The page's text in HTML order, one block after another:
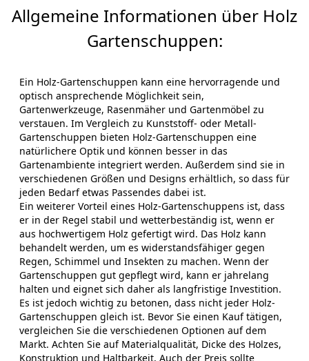
Allgemeine Informationen über Holz
Gartenschuppen:
Ein Holz-Gartenschuppen kann eine hervorragende und
optisch ansprechende Möglichkeit sein,
Gartenwerkzeuge, Rasenmäher und Gartenmöbel zu
verstauen. Im Vergleich zu Kunststoff- oder Metall-
Gartenschuppen bieten Holz-Gartenschuppen eine
natürlichere Optik und können besser in das
Gartenambiente integriert werden. Außerdem sind sie in
verschiedenen Größen und Designs erhältlich, so dass für
jeden Bedarf etwas Passendes dabei ist.
Ein weiterer Vorteil eines Holz-Gartenschuppens ist, dass
er in der Regel stabil und wetterbeständig ist, wenn er
aus hochwertigem Holz gefertigt wird. Das Holz kann
behandelt werden, um es widerstandsfähiger gegen
Regen, Schimmel und Insekten zu machen. Wenn der
Gartenschuppen gut gepflegt wird, kann er jahrelang
halten und eignet sich daher als langfristige Investition.
Es ist jedoch wichtig zu betonen, dass nicht jeder Holz-
Gartenschuppen gleich ist. Bevor Sie einen Kauf tätigen,
vergleichen Sie die verschiedenen Optionen auf dem
Markt. Achten Sie auf Materialqualität, Dicke des Holzes,
Konstruktion und Haltbarkeit. Auch der Preis sollte